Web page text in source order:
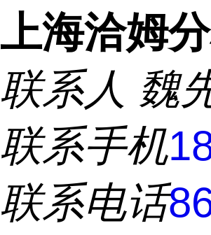
上海洽姆
联系人 魏
联系手机
联系电话